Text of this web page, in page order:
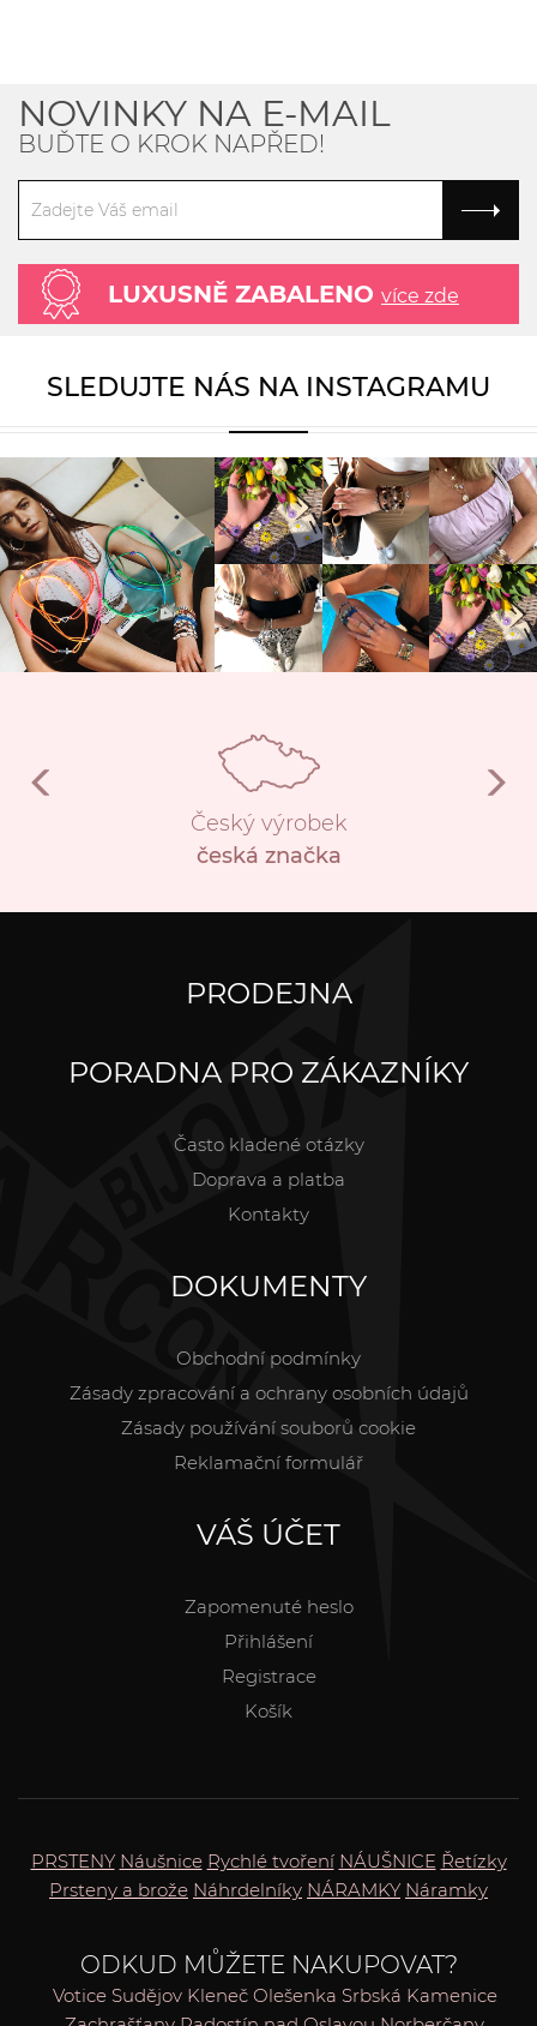
NOVINKY NA E-MAIL
BUĎTE O KROK NAPŘED!
LUXUSNĚ ZABALENO více zde
SLEDUJTE NÁS NA INSTAGRAMU
Český výrobek
česká značka
PRODEJNA
PORADNA PRO ZÁKAZNÍKY
Často kladené otázky
Doprava a platba
Kontakty
DOKUMENTY
Obchodní podmínky
Zásady zpracování a ochrany osobních údajů
Zásady používání souborů cookie
Reklamační formulář
VÁŠ ÚČET
Zapomenuté heslo
Přihlášení
Registrace
Košík
PRSTENY Náušnice Rychlé tvoření NÁUŠNICE Řetízky
Prsteny a brože Náhrdelníky NÁRAMKY Náramky
ODKUD MŮŽETE NAKUPOVAT?
Votice Sudějov Kleneč Olešenka Srbská Kamenice